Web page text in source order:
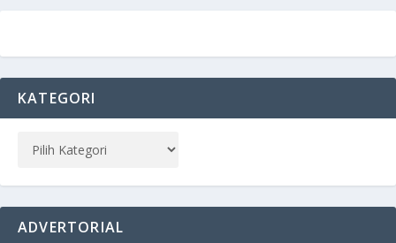
KATEGORI
ADVERTORIAL